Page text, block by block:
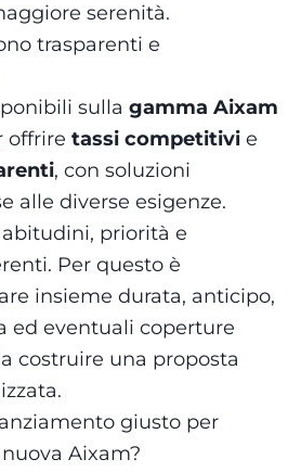
serenità.
trasparenti e
sulla gamma Aixam
offrire tassi competitivi e
, con soluzioni
alle diverse esigenze.
priorità e
Per questo è
insieme durata, anticipo,
ed eventuali coperture
costruire una proposta
giusto per
Aixam?